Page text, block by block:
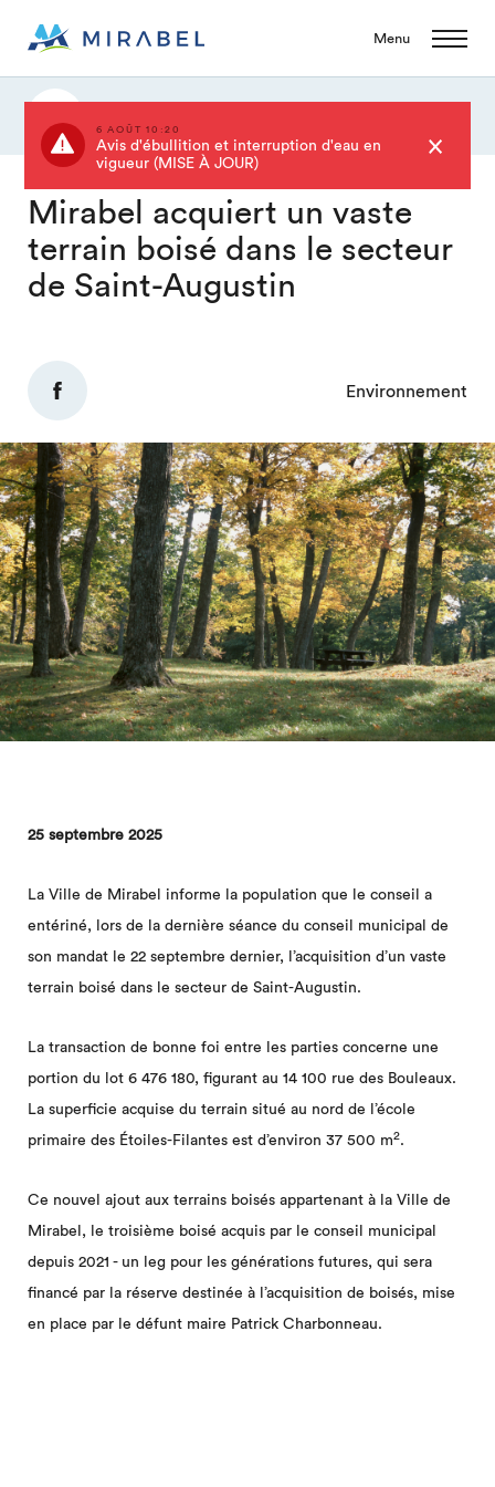
Menu
6 AOÛT 10:20
Avis d'ébullition et interruption d'eau en
vigueur (MISE À JOUR)
Mirabel acquiert un vaste
terrain boisé dans le secteur
de Saint-Augustin
Environnement
25 septembre 2025
La Ville de Mirabel informe la population que le conseil a
entériné, lors de la dernière séance du conseil municipal de
son mandat le 22 septembre dernier, l’acquisition d’un vaste
terrain boisé dans le secteur de Saint-Augustin.
La transaction de bonne foi entre les parties concerne une
portion du lot 6 476 180, figurant au 14 100 rue des Bouleaux.
La superficie acquise du terrain situé au nord de l’école
primaire des Étoiles-Filantes est d’environ 37 500 m2.
Ce nouvel ajout aux terrains boisés appartenant à la Ville de
Mirabel, le troisième boisé acquis par le conseil municipal
depuis 2021 - un leg pour les générations futures, qui sera
financé par la réserve destinée à l’acquisition de boisés, mise
en place par le défunt maire Patrick Charbonneau.